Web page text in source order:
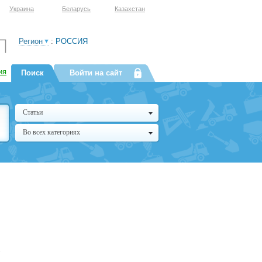
Украина Беларусь Казахстан
Регион : РОССИЯ
Поиск Войти на сайт
Статьи
Во всех категориях